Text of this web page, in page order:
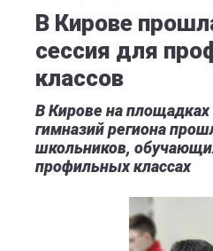
В Кирове
сессия для
классов
В Кирове на
гимназий региона
школьников,
профильных классах